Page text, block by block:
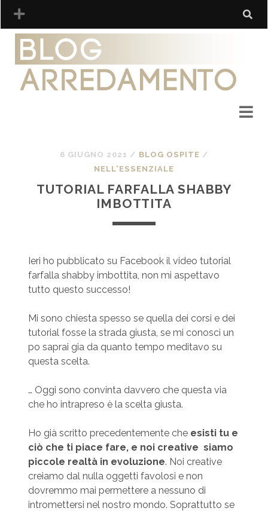
6 GIUGNO 2021 / BLOG OSPITE /
NELL'ESSENZIALE
TUTORIAL FARFALLA SHABBY
IMBOTTITA
Ieri ho pubblicato su Facebook il video tutorial
farfalla shabby imbottita, non mi aspettavo
tutto questo successo!
Mi sono chiesta spesso se quella dei corsi e dei
tutorial fosse la strada giusta, se mi conosci un
po saprai gia da quanto tempo meditavo su
questa scelta.
… Oggi sono convinta davvero che questa via
che ho intrapreso è la scelta giusta.
Ho già scritto precedentemente che esisti tu e
ciò che ti piace fare, e noi creative siamo
piccole realtà in evoluzione. Noi creative
creiamo dal nulla oggetti favolosi e non
dovremmo mai permettere a nessuno di
intromettersi nel nostro mondo. Soprattutto se